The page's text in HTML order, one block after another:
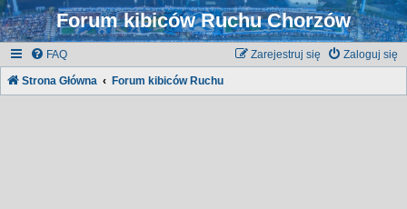
Forum kibiców Ruchu Chorzów
FAQ Zaloguj się
Zarejestruj się
Strona Główna Forum kibiców Ruchu